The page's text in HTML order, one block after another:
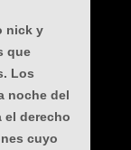
nick y
que
Los
noche del
el derecho
cuyo